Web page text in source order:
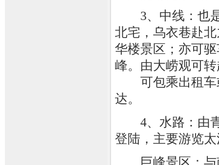
3、中线：也是
北宅，乌衣巷赴
华楼景区；亦可
峰。由大崂观可
可包乘出租车或
达。
4、水路：由青
登陆，主要游览